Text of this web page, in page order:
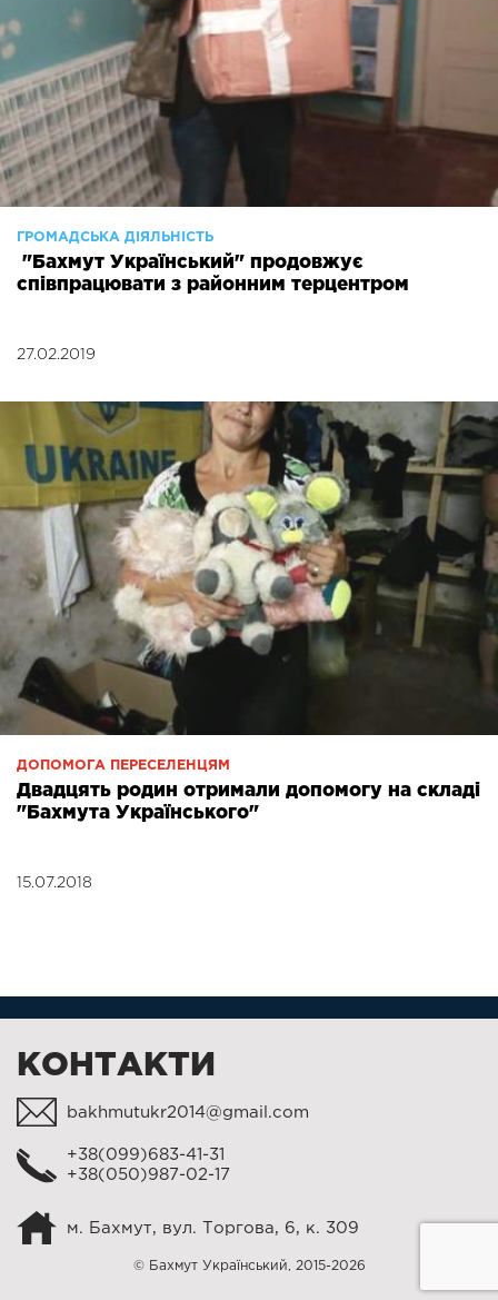
ГРОМАДСЬКА ДІЯЛЬНІСТЬ
"Бахмут Український" продовжує
співпрацювати з районним терцентром
27.02.2019
ДОПОМОГА ПЕРЕСЕЛЕНЦЯМ
Двадцять родин отримали допомогу на складі
"Бахмута Українського"
15.07.2018
КОНТАКТИ
bakhmutukr2014@gmail.com
+38(099)683-41-31
+38(050)987-02-17
м. Бахмут, вул. Торгова, 6, к. 309
© Бахмут Український, 2015-2026